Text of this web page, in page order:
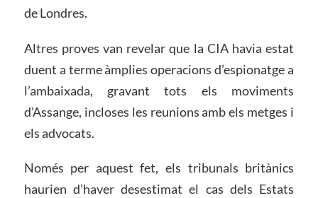
de Londres.
Altres proves van revelar que la CIA havia estat
duent a terme àmplies operacions d’espionatge a
l’ambaixada, gravant tots els moviments
d’Assange, incloses les reunions amb els metges i
els advocats.
Només per aquest fet, els tribunals britànics
haurien d’haver desestimat el cas dels Estats